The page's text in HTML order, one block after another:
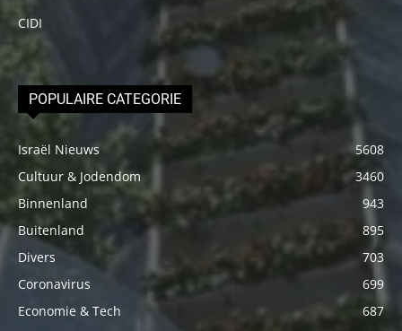
CIDI
POPULAIRE CATEGORIE
Israël Nieuws
5608
Cultuur & Jodendom
3460
Binnenland
943
Buitenland
895
Divers
703
Coronavirus
699
Economie & Tech
687